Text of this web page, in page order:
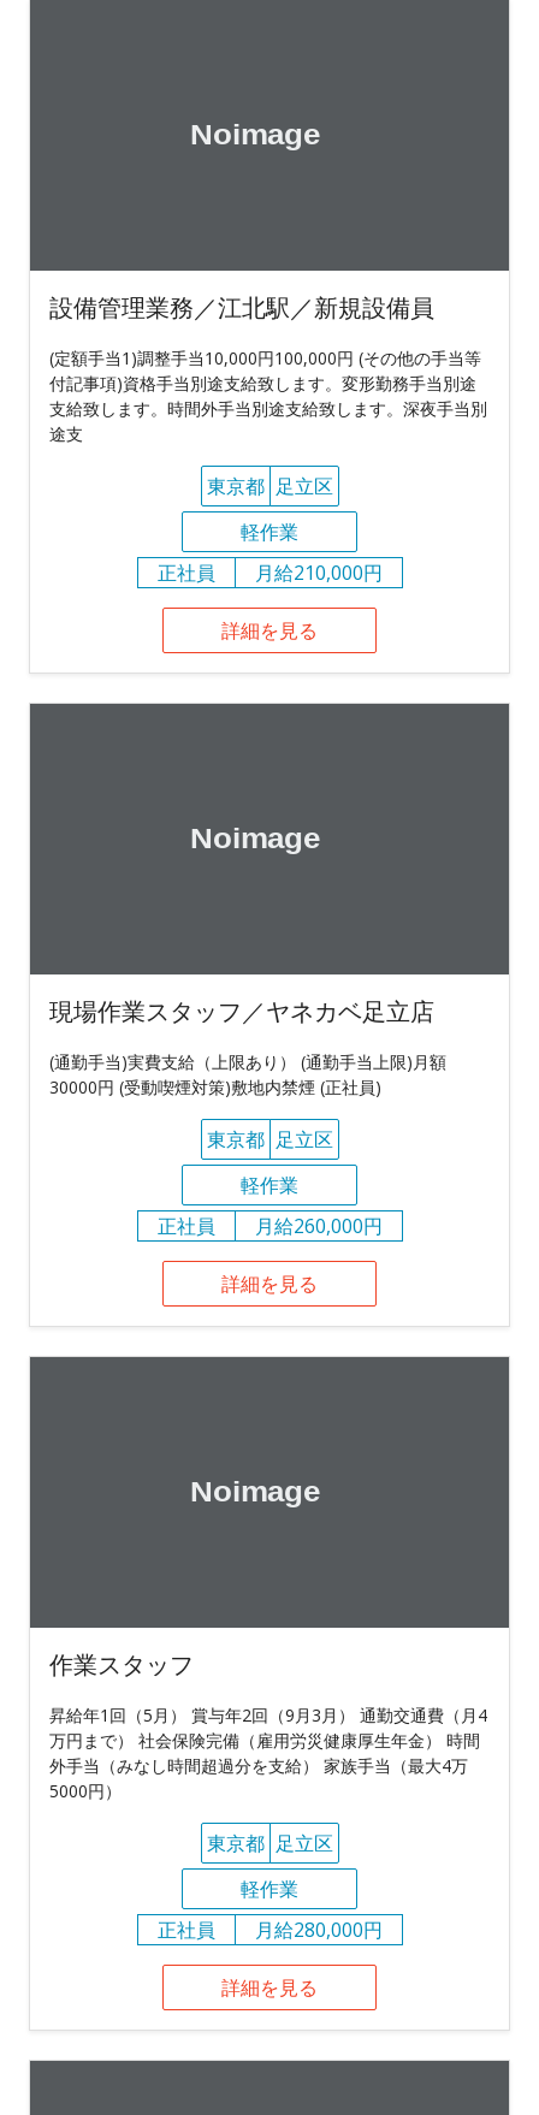
設備管理業務／江北駅／新規設備員
(定額手当1)調整手当10,000円100,000円 (その他の手当等
付記事項)資格手当別途支給致します。変形勤務手当別途
支給致します。時間外手当別途支給致します。深夜手当別
途支
東京都 足立区
軽作業
正社員
月給210,000円
詳細を見る
現場作業スタッフ／ヤネカベ足立店
(通勤手当)実費支給（上限あり） (通勤手当上限)月額
30000円 (受動喫煙対策)敷地内禁煙 (正社員)
東京都 足立区
軽作業
正社員
月給260,000円
詳細を見る
作業スタッフ
昇給年1回（5月） 賞与年2回（9月3月） 通勤交通費（月4
万円まで） 社会保険完備（雇用労災健康厚生年金） 時間
外手当（みなし時間超過分を支給） 家族手当（最大4万
5000円）
東京都 足立区
軽作業
正社員
月給280,000円
詳細を見る